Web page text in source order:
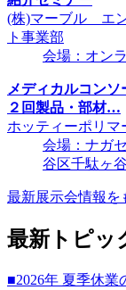
(株)マーブル エ
ト事業部
会場：オン
メディカルコン
２回製品・部材…
ホッティーポリマ
会場：ナガ
谷区千駄
最新展示会情報を
最新トピッ
■2026年 夏季休業